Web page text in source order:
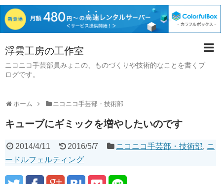
浮雲工房の工作室
ニコニコ手芸部員みょこの、ものづくりや技術的なことを書くブ
ログです。
ホーム ニコニコ手芸部・技術部
キューブにギミックを増やしたいのです
2014/4/11 2016/5/7 ニコニコ手芸部・技術部, ニ
ードルフェルティング